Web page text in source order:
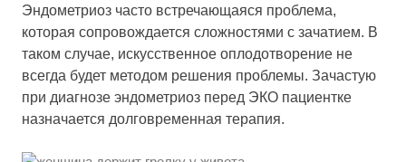
Эндометриоз часто встречающаяся проблема,
которая сопровождается сложностями с зачатием. В
таком случае, искусственное оплодотворение не
всегда будет методом решения проблемы. Зачастую
при диагнозе эндометриоз перед ЭКО пациентке
назначается долговременная терапия.